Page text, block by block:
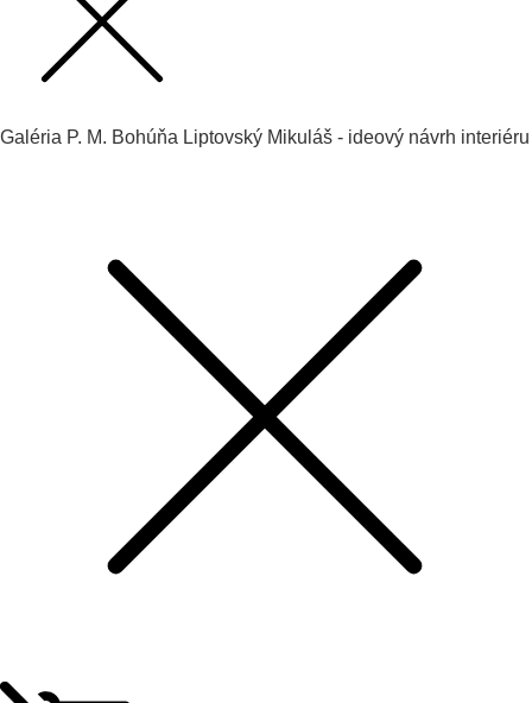
Galéria P. M. Bohúňa Liptovský Mikuláš - ideový návrh interiéru